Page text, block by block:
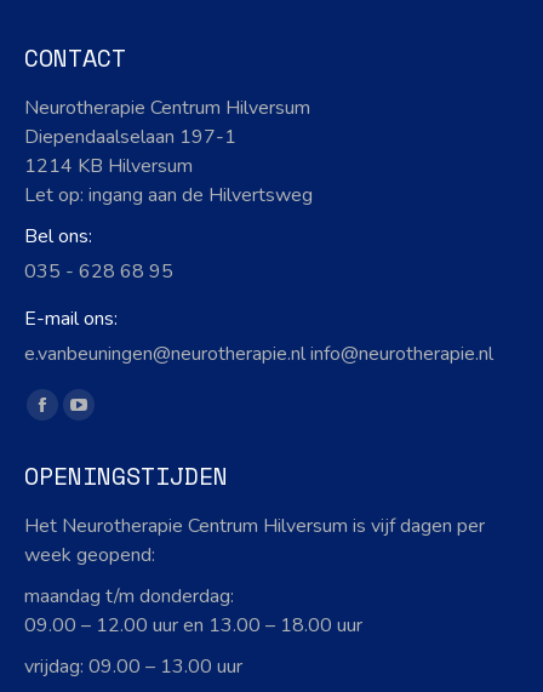
CONTACT
Neurotherapie Centrum Hilversum
Diependaalselaan 197-1
1214 KB Hilversum
Let op: ingang aan de Hilvertsweg
Bel ons:
035 - 628 68 95
E-mail ons:
e.vanbeuningen@neurotherapie.nl info@neurotherapie.nl
Vind ons op:
Facebook
opens
in
new
YouTube
opens
new
OPENINGSTIJDEN
Het Neurotherapie Centrum Hilversum is vijf dagen per
week geopend:
maandag t/m donderdag:
09.00 – 12.00 uur en 13.00 – 18.00 uur
vrijdag: 09.00 – 13.00 uur